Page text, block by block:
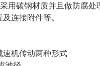
用碳钢材质并且做防腐处
连接附件等。
速机传动两种形式